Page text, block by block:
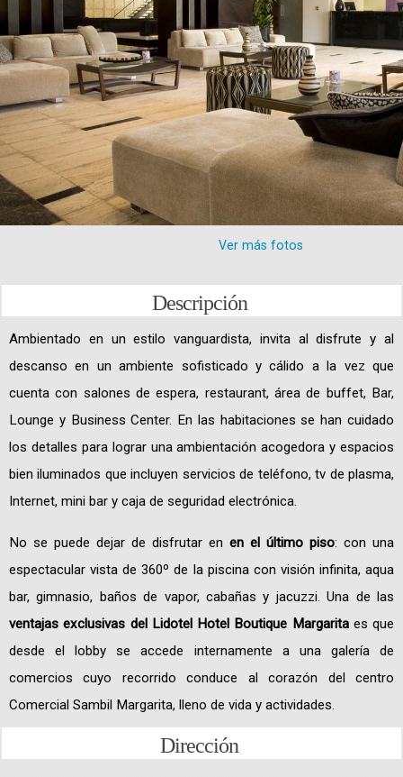
Ver más fotos
Descripción
Ambientado en un estilo vanguardista, invita al disfrute y al
descanso en un ambiente sofisticado y cálido a la vez que
cuenta con salones de espera, restaurant, área de buffet, Bar,
Lounge y Business Center. En las habitaciones se han cuidado
los detalles para lograr una ambientación acogedora y espacios
bien iluminados que incluyen servicios de teléfono, tv de plasma,
Internet, mini bar y caja de seguridad electrónica.
No se puede dejar de disfrutar en en el último piso: con una
espectacular vista de 360º de la piscina con visión infinita, aqua
bar, gimnasio, baños de vapor, cabañas y jacuzzi. Una de las
ventajas exclusivas del Lidotel Hotel Boutique Margarita es que
desde el lobby se accede internamente a una galería de
comercios cuyo recorrido conduce al corazón del centro
Comercial Sambil Margarita, lleno de vida y actividades.
Dirección